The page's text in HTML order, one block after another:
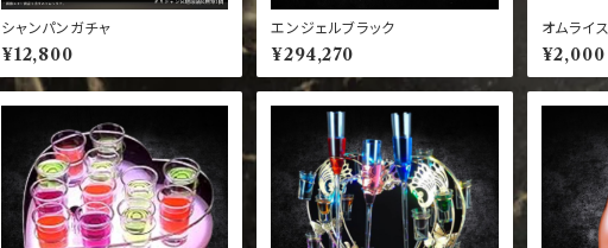
シャンパンガチャ
¥12,800
エンジェルブラック
¥294,270
オムライス
¥2,000